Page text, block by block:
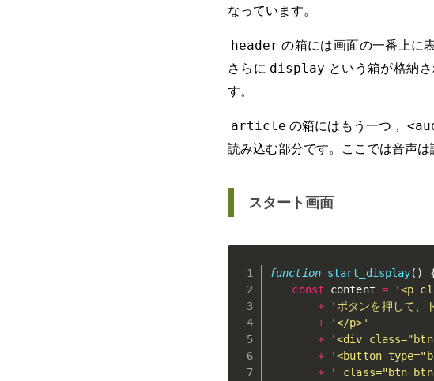
なっています。
header の箱には画面の一番上に
さらに display という箱が格納
す。
article の箱にはもう一つ，
読み込む部分です。ここでは音声
スタート画面
function start_display( )
const content =
'<p
+
'ボタンを押して、
+
'</p>'
+
'<div
+
'<button
+
' class="btn